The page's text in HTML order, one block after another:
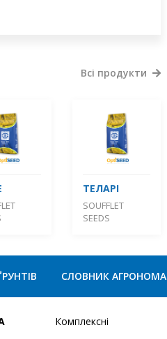
ТЕЛАРІ
SOUFFLET
SEEDS
Всі продукти
СЛОВНИК АГРОНОМА
Комплексні